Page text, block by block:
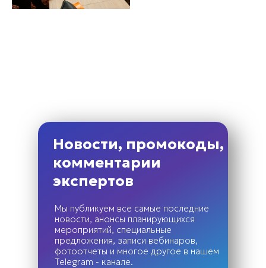
Новости, промокоды,
комментарии
экспертов
Мы публикуем все самые последние
новости, анонсы планирующихся
мероприятий, специальные
предложения, записи вебинаров,
фотоотчеты и многое другое в нашем
Telegram - канале.